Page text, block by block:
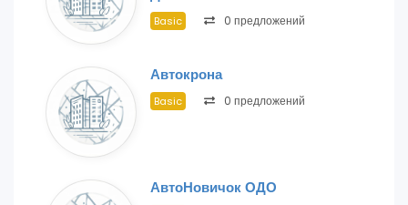
Basic 0 предложений
Автокрона
Basic 0 предложений
АвтоНовичок ОДО